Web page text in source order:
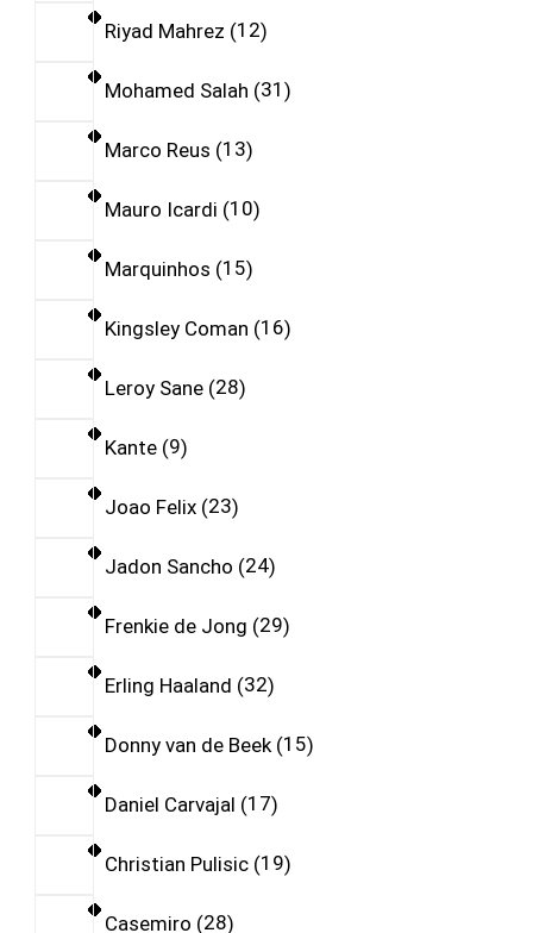
Riyad Mahrez 12
Mohamed Salah 31
Marco Reus 13
Mauro Icardi 10
Marquinhos 15
Kingsley Coman 16
Leroy Sane 28
Kante 9
Joao Felix 23
Jadon Sancho 24
Frenkie de Jong 29
Erling Haaland 32
Donny van de Beek 15
Daniel Carvajal 17
Christian Pulisic 19
Casemiro 28